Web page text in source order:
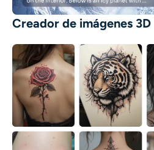
Creador de imágenes 3D